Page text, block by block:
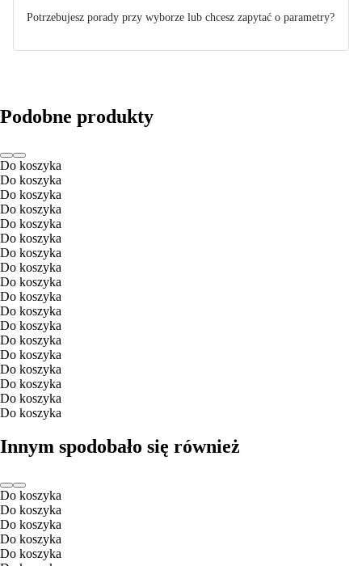
Potrzebujesz porady przy wyborze lub chcesz zapytać o parametry?
Podobne produkty
Do koszyka
Do koszyka
Do koszyka
Do koszyka
Do koszyka
Do koszyka
Do koszyka
Do koszyka
Do koszyka
Do koszyka
Do koszyka
Do koszyka
Do koszyka
Do koszyka
Do koszyka
Do koszyka
Do koszyka
Do koszyka
Innym spodobało się również
Do koszyka
Do koszyka
Do koszyka
Do koszyka
Do koszyka